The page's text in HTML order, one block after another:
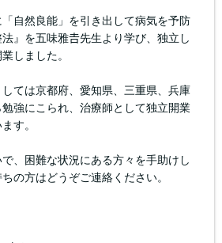
自然良能」を引き出して病気を予防
』を五味雅𠮷先生より学び、独立し
しました。
ては京都府、愛知県、三重県、兵庫
強にこられ、治療師として独立開業
す。
、困難な状況にある方々を手助けし
の方はどうぞご連絡ください。